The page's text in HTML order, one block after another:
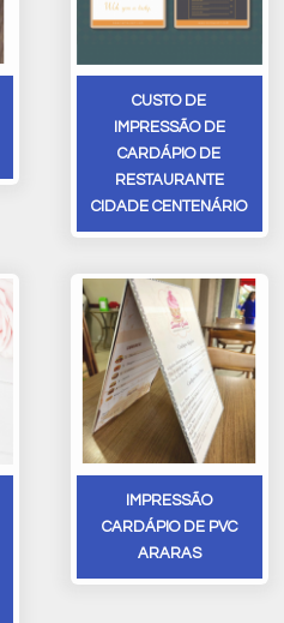
CUSTO DE
IMPRESSÃO DE
CARDÁPIO DE
RESTAURANTE
CIDADE CENTENÁRIO
IMPRESSÃO
CARDÁPIO DE PVC
ARARAS